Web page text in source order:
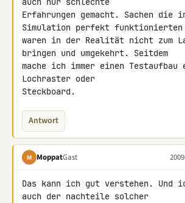
Erfahrungen gemacht. Sachen die
Simulation perfekt funktionierten
waren in der Realität nicht zum
bringen und umgekehrt. Seitdem
mache ich immer einen Testaufbau
Lochraster oder
Steckboard.
Antwort
M MoppatGast
Das kann ich gut verstehen. Und
auch der nachteile solcher